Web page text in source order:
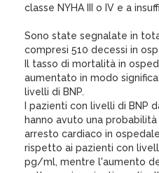
classe NYHA III o IV e a
Sono state segnalate in
compresi 510 decessi in
Il tasso di mortalità in
aumentato in modo
livelli di BNP.
I pazienti con livelli di BNP
hanno avuto una
arresto cardiaco in
rispetto ai pazienti con
pg/ml, mentre l'aumento